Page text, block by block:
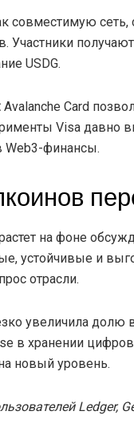
совместимую
Участники
USDG.
Avalanche Card
Visa
Web3-финансы.
на фоне
устойчивые и
отрасли.
увеличила долю
в хранении
новый уровень.
Ledger,